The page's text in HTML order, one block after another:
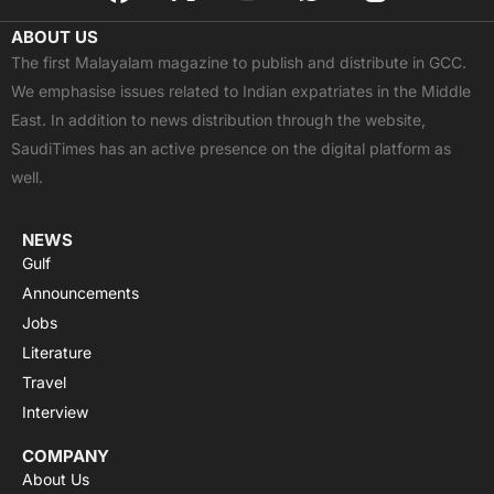
c
e
b
o
o
k
t
w
i
t
t
e
u
t
u
b
e
a
t
s
a
p
p
s
t
a
g
r
a
ABOUT US
The first Malayalam magazine to publish and distribute in GCC.
We emphasise issues related to Indian expatriates in the Middle
East. In addition to news distribution through the website,
SaudiTimes has an active presence on the digital platform as
well.
NEWS
Gulf
Announcements
Jobs
Literature
Travel
Interview
COMPANY
About Us